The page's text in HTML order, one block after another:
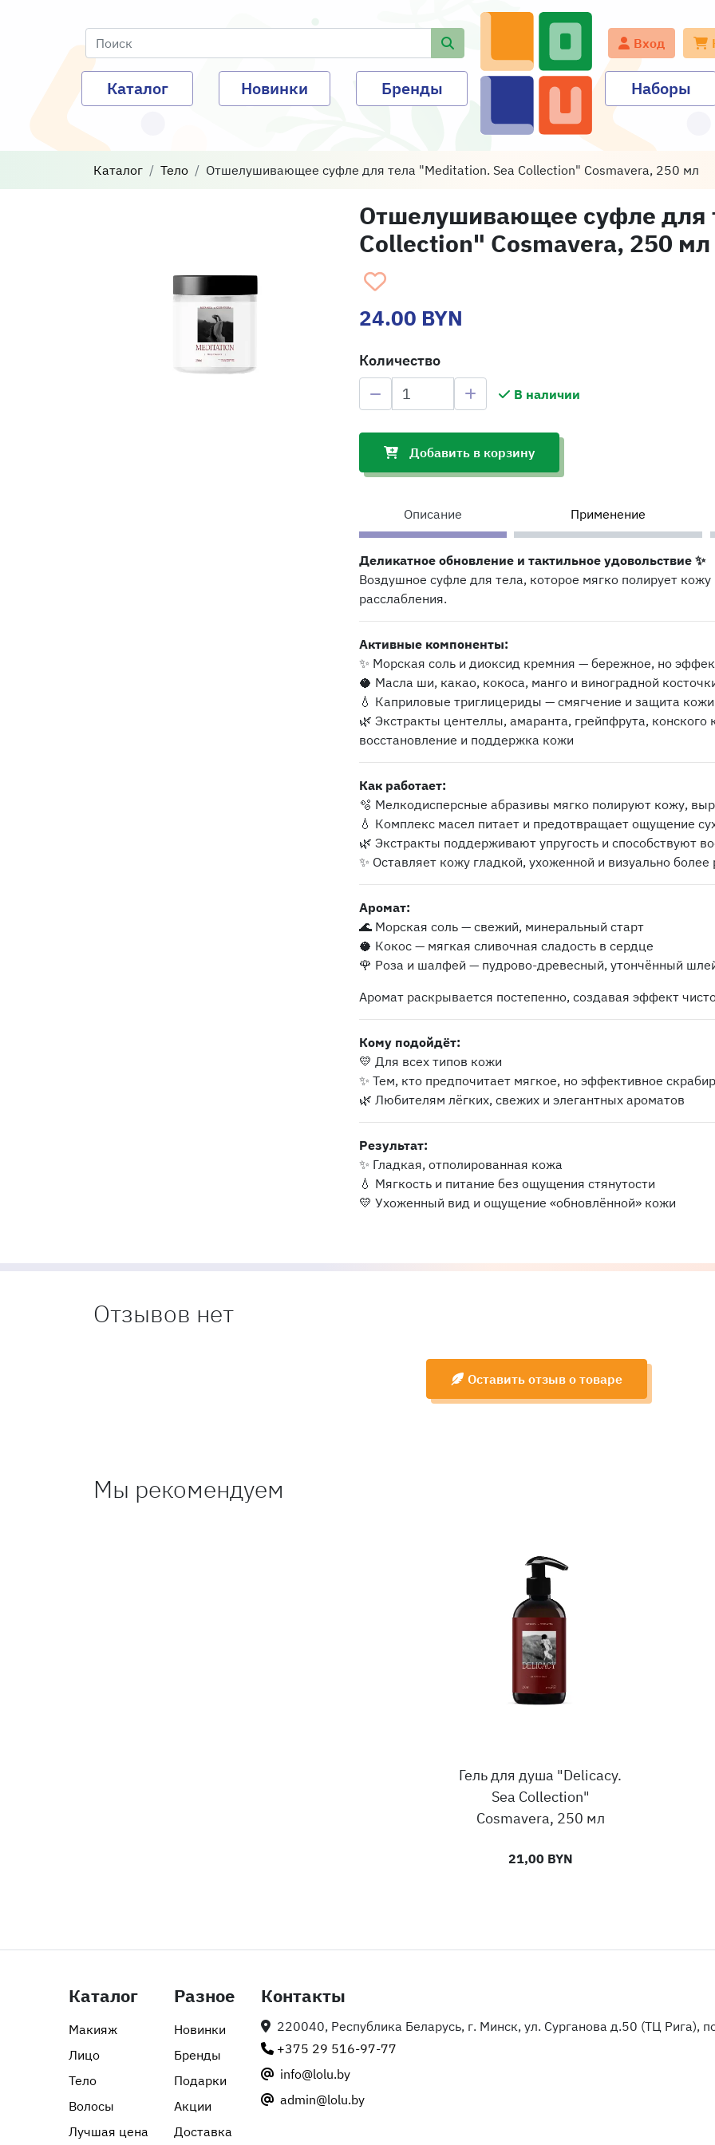
Каталог Новинки Бренды
Вход
Наборы
Каталог Тело Отшелушивающее суфле для тела "Meditation. Sea Collection" Cosmavera, 250 мл
Отшелушивающее суфле для
Collection" Cosmavera, 250 мл
24.00 BYN
Количество
В наличии
Добавить в корзину
Описание Применение
Деликатное обновление и тактильное удовольствие ✨
Воздушное суфле для тела, которое мягко полирует
расслабления.
Активные компоненты:
✨ Морская соль и диоксид кремния — бережное, но
🥥 Масла ши, какао, кокоса, манго и виноградной
💧 Каприловые триглицериды — смягчение и защита кожи
🌿 Экстракты центеллы, амаранта, грейпфрута,
восстановление и поддержка кожи
Как работает:
🫧 Мелкодисперсные абразивы мягко полируют кожу,
💧 Комплекс масел питает и предотвращает ощущение
🌿 Экстракты поддерживают упругость и способствуют
✨ Оставляет кожу гладкой, ухоженной и визуально более
Аромат:
🌊 Морская соль — свежий, минеральный старт
🥥 Кокос — мягкая сливочная сладость в сердце
🌹 Роза и шалфей — пудрово-древесный, утончённый
Аромат раскрывается постепенно, создавая эффект
Кому подойдёт:
💛 Для всех типов кожи
✨ Тем, кто предпочитает мягкое, но эффективное
🌿 Любителям лёгких, свежих и элегантных ароматов
Результат:
✨ Гладкая, отполированная кожа
💧 Мягкость и питание без ощущения стянутости
💛 Ухоженный вид и ощущение «обновлённой» кожи
Отзывов нет
Оставить отзыв о товаре
Мы рекомендуем
Гель для душа "Delicacy.
Sea Collection"
Cosmavera, 250 мл
21,00 BYN
Каталог
Макияж
Лицо
Тело
Волосы
Лучшая цена
Разное
Новинки
Бренды
Подарки
Акции
Доставка
Контакты
220040, Республика Беларусь, г. Минск, ул. Сурганова д.50 (ТЦ Рига),
+375 29 516-97-77
info@lolu.by
admin@lolu.by